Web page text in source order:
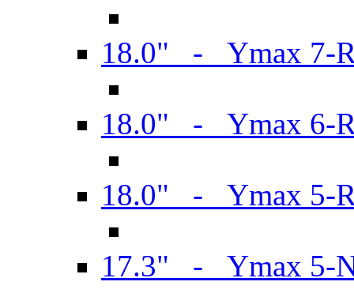
18.0" - Ymax 7-
18.0" - Ymax 6-
18.0" - Ymax 5-
17.3" - Ymax 5-